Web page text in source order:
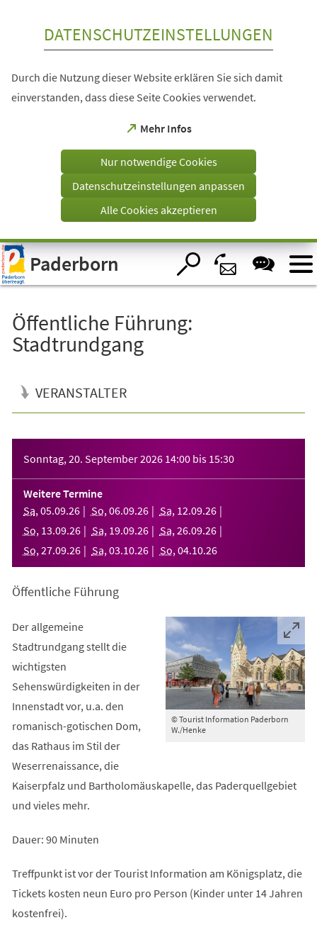
Visuelle
Assistenzsoftware
öffnen.
DATENSCHUTZEINSTELLUNGEN
Durch die Nutzung dieser Website erklären Sie sich damit
einverstanden, dass diese Seite Cookies verwendet.
Mehr Infos
(Öffnet
einem
Tab)
Nur notwendige Cookies
Datenschutzeinstellungen anpassen
Alle Cookies akzeptieren
Paderborn
Öffentliche Führung:
Stadtrundgang
VERANSTALTER
Sonntag, 20. September 2026 14:00 bis 15:30
Weitere Termine
Sa, 05.09.26 So, 06.09.26 Sa, 12.09.26
So, 13.09.26 Sa, 19.09.26 Sa, 26.09.26
So, 27.09.26 Sa, 03.10.26 So, 04.10.26
Öffentliche Führung
© Tourist Information Paderborn
W./Henke
Der allgemeine
Stadtrundgang stellt die
wichtigsten
Sehenswürdigkeiten in der
Innenstadt vor, u.a. den
romanisch-gotischen Dom,
das Rathaus im Stil der
Weserrenaissance, die
Kaiserpfalz und Bartholomäuskapelle, das Paderquellgebiet
und vieles mehr.
Dauer: 90 Minuten
Treffpunkt ist vor der Tourist Information am Königsplatz, die
Tickets kosten neun Euro pro Person (Kinder unter 14 Jahren
kostenfrei).